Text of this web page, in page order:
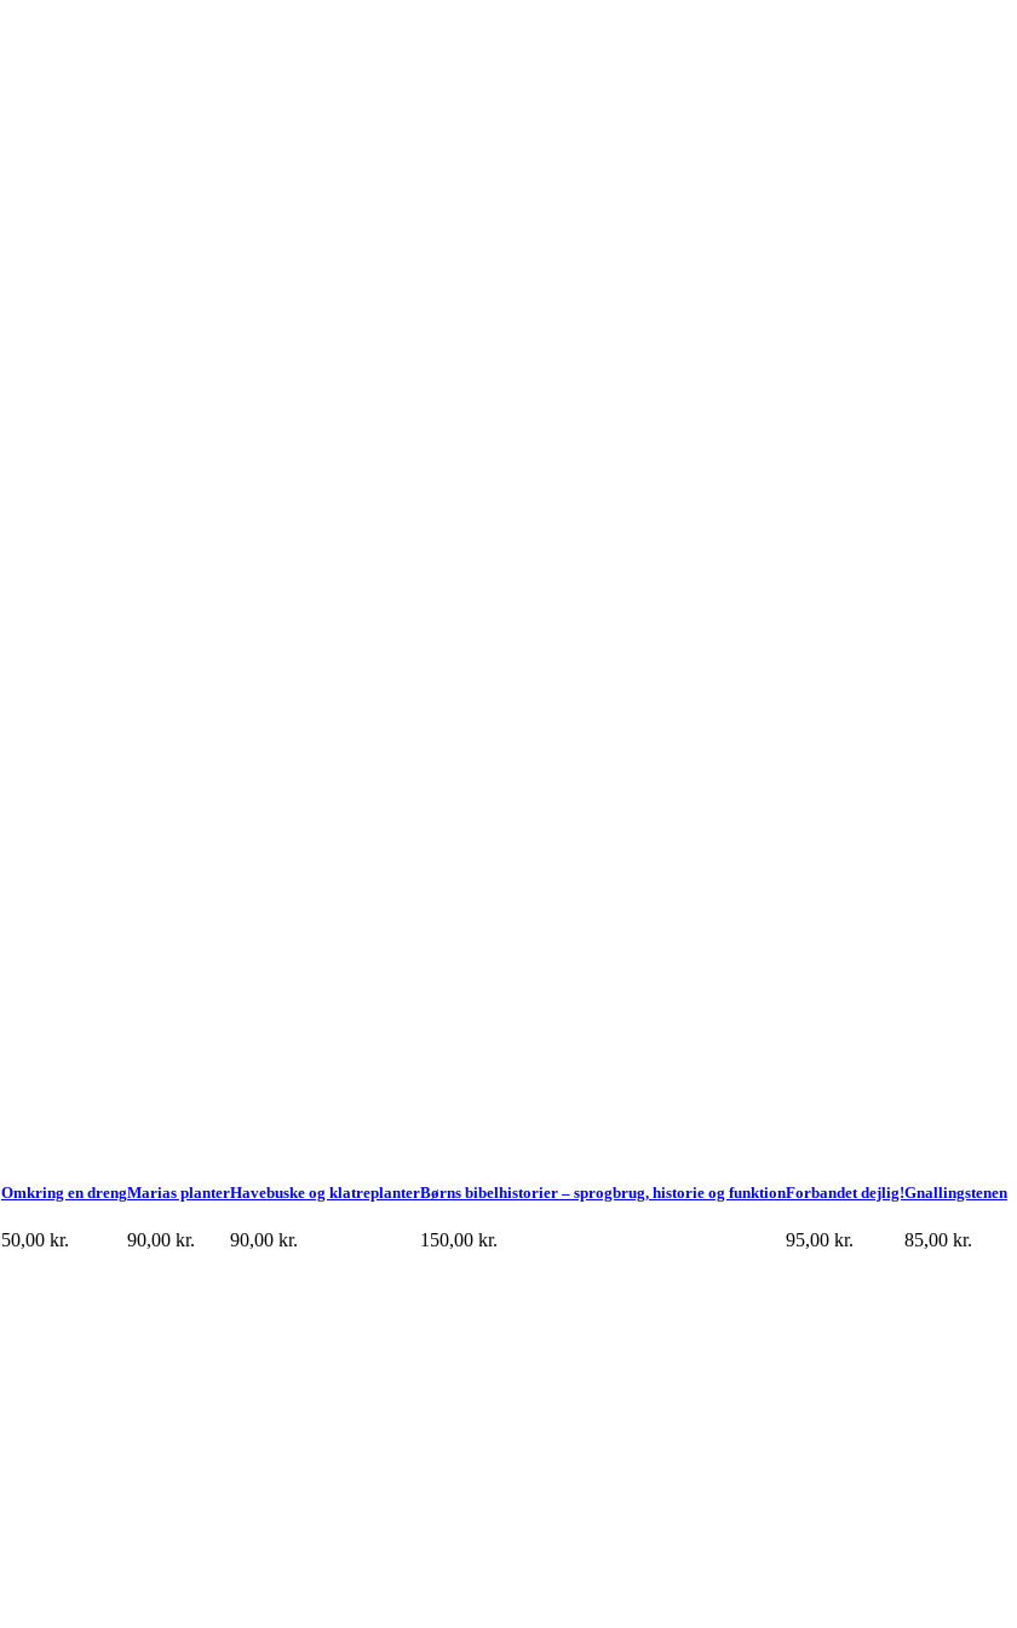
Gnallingstenen
85,00 kr.
Forbandet dejlig!
95,00 kr.
Børns bibelhistorier – sprogbrug, historie og funktion
150,00 kr.
Havebuske og klatreplanter
90,00 kr.
Marias planter
90,00 kr.
Omkring en dreng
50,00 kr.